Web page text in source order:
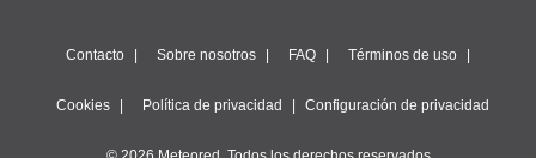
Contacto Sobre nosotros FAQ Términos de uso
Cookies Política de privacidad Configuración de privacidad